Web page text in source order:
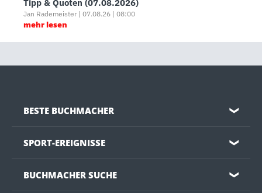
Tipp & Quoten (07.08.2026)
Jan Rademeister | 07.08.26 | 08:00
mehr lesen
BESTE BUCHMACHER ❯
SPORT-EREIGNISSE ❯
BUCHMACHER SUCHE ❯